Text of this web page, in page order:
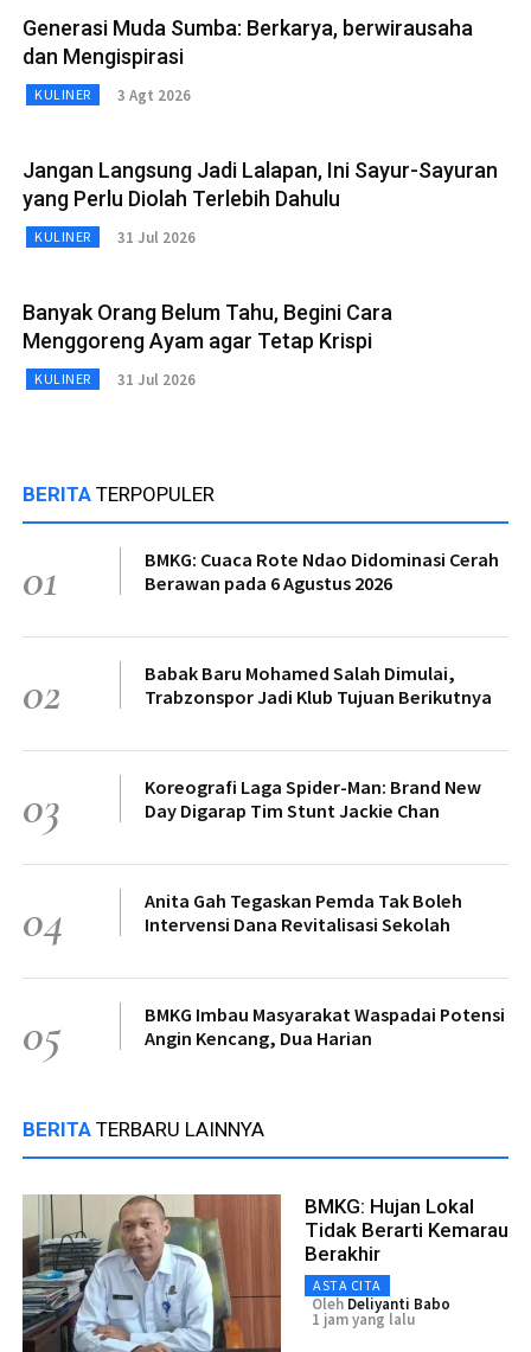
Generasi Muda Sumba: Berkarya, berwirausaha
dan Mengispirasi
KULINER 3 Agt 2026
Jangan Langsung Jadi Lalapan, Ini Sayur-Sayuran
yang Perlu Diolah Terlebih Dahulu
KULINER 31 Jul 2026
Banyak Orang Belum Tahu, Begini Cara
Menggoreng Ayam agar Tetap Krispi
KULINER 31 Jul 2026
BERITA TERPOPULER
01
BMKG: Cuaca Rote Ndao Didominasi Cerah
Berawan pada 6 Agustus 2026
02
Babak Baru Mohamed Salah Dimulai,
Trabzonspor Jadi Klub Tujuan Berikutnya
03
Koreografi Laga Spider-Man: Brand New
Day Digarap Tim Stunt Jackie Chan
04
Anita Gah Tegaskan Pemda Tak Boleh
Intervensi Dana Revitalisasi Sekolah
05
BMKG Imbau Masyarakat Waspadai Potensi
Angin Kencang, Dua Harian
BERITA TERBARU LAINNYA
BMKG: Hujan Lokal
Tidak Berarti Kemarau
Berakhir
ASTA CITA
Oleh Deliyanti Babo
1 jam yang lalu